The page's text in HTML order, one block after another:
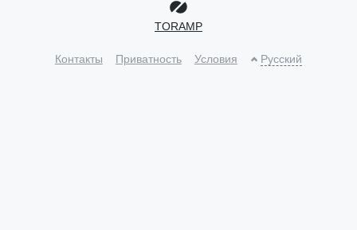
TORAMP
Контакты Приватность Условия Русский